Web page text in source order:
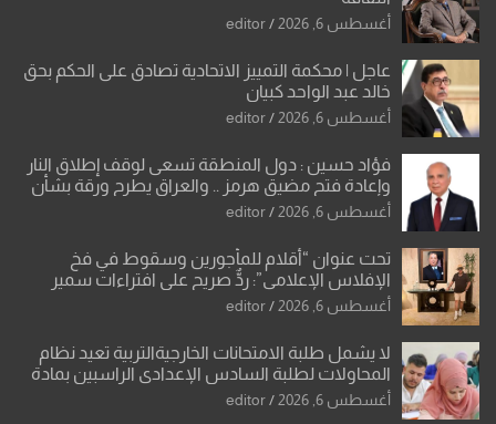
أغسطس 6, 2026 editor
عاجل | محكمة التمييز الاتحادية تصادق على الحكم بحق
خالد عبد الواحد كبيان
أغسطس 6, 2026 editor
فؤاد حسين : دول المنطقة تسعى لوقف إطلاق النار
وإعادة فتح مضيق هرمز .. والعراق يطرح ورقة بشأن
تحولات القدس
أغسطس 6, 2026 editor
تحت عنوان “أقلام للمأجورين وسقوط في فخ
الإفلاس الإعلامي”: ردٌّ صريح على افتراءات سمير
الشكرجي
أغسطس 6, 2026 editor
لا يشمل طلبة الامتحانات الخارجيةالتربية تعيد نظام
المحاولات لطلبة السادس الإعدادي الراسبين بمادة
أو مادتين
أغسطس 6, 2026 editor